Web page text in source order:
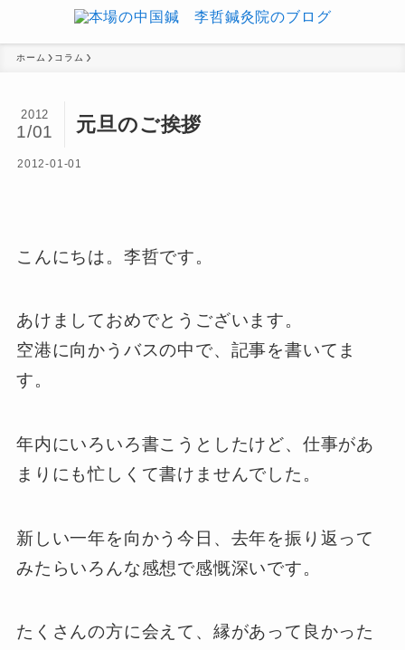
ホーム コラム
元旦のご挨拶
2012
1/01
2012-01-01
こんにちは。李哲です。
あけましておめでとうございます。
空港に向かうバスの中で、記事を書いてま
す。
年内にいろいろ書こうとしたけど、仕事があ
まりにも忙しくて書けませんでした。
新しい一年を向かう今日、去年を振り返って
みたらいろんな感想で感慨深いです。
たくさんの方に会えて、縁があって良かった